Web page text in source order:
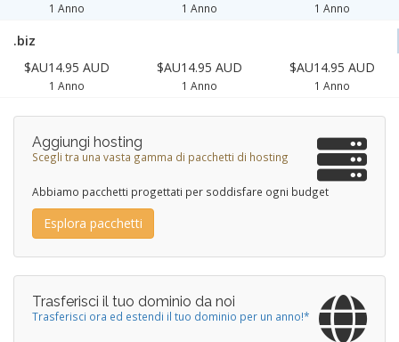
1 Anno 1 Anno 1 Anno
.biz
$AU14.95 AUD
1 Anno
$AU14.95 AUD
1 Anno
$AU14.95 AUD
1 Anno
Aggiungi hosting
Scegli tra una vasta gamma di pacchetti di hosting
Abbiamo pacchetti progettati per soddisfare ogni budget
Esplora pacchetti
Trasferisci il tuo dominio da noi
Trasferisci ora ed estendi il tuo dominio per un anno!*